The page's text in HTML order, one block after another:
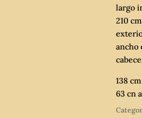
largo
210
ancho
138
63 cn